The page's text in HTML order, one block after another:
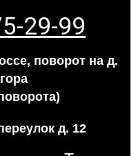
29-99
поворот на д.
д. 12